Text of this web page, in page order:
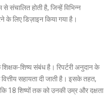
संचालित होती है, जिन्हें विभिन्न
के लिए डिज़ाइन किया गया है।
शिष्य संबंध है। रिपर्टरी अनुदान के
सहायता दी जाती है। इसके तहत,
18 शिष्यों तक को उनकी उम्र और दक्षता